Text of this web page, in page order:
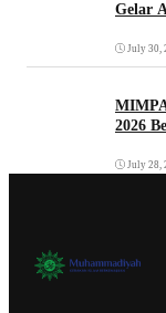
Gelar
July 30,
2026
July 28,